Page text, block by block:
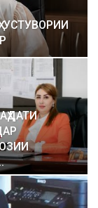
УСТУВОРИИ